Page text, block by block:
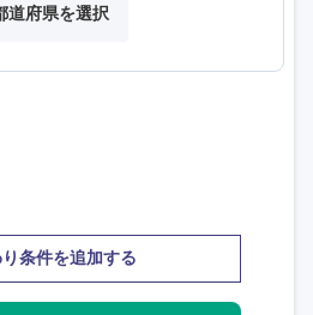
道府県を選択
条件を追加する